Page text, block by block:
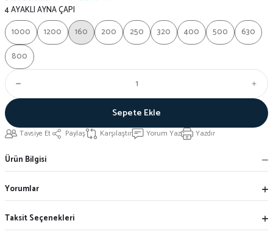
4 AYAKLI AYNA ÇAPI
1000
1200 160 200 250 320 400 500
630
800
Sepete Ekle
Tavsiye Et Paylaş Karşılaştır Yorum Yaz Yazdır
Ürün Bilgisi
Yorumlar
Taksit Seçenekleri